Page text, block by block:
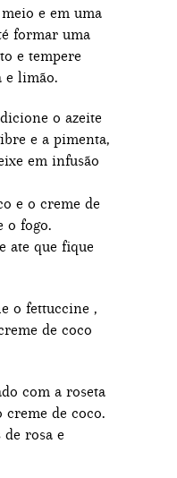
e em uma
formar uma
e tempere
e limão.
o azeite
e a pimenta,
em infusão
e o creme de
o fogo.
ate que fique
o fettuccine ,
de coco
com a roseta
de coco.
de rosa e